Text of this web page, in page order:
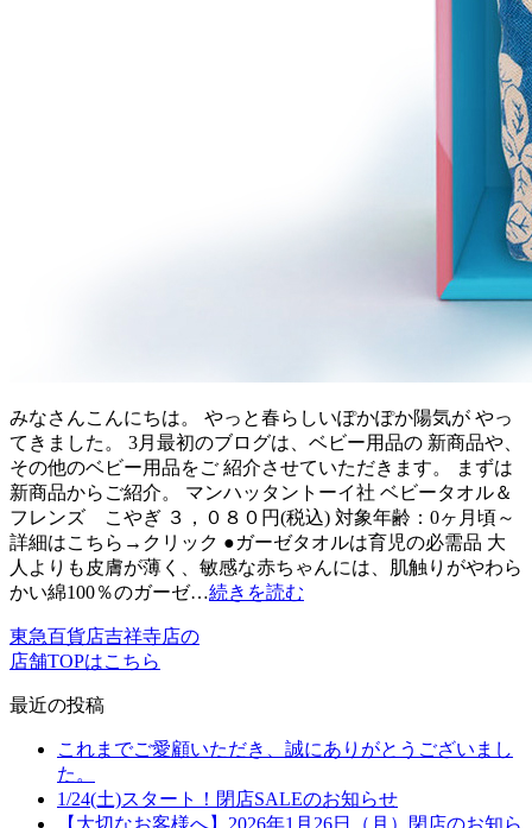
みなさんこんにちは。 やっと春らしいぽかぽか陽気が やっ
てきました。 3月最初のブログは、ベビー用品の 新商品や、
その他のベビー用品をご 紹介させていただきます。 まずは
新商品からご紹介。 マンハッタントーイ社 ベビータオル＆
フレンズ こやぎ ３，０８０円(税込) 対象年齢：0ヶ月頃～
詳細はこちら→クリック ●ガーゼタオルは育児の必需品 大
人よりも皮膚が薄く、敏感な赤ちゃんには、肌触りがやわら
かい綿100％のガーゼ…続きを読む
東急百貨店吉祥寺店の
店舗TOPはこちら
最近の投稿
これまでご愛顧いただき、誠にありがとうございまし
た。
1/24(土)スタート！閉店SALEのお知らせ